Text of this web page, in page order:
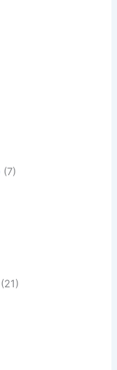
(7)
(21)